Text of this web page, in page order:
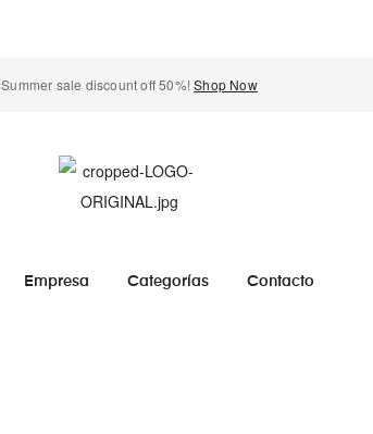
Summer sale discount off 50%!Shop Now
Empresa Categorías Contacto